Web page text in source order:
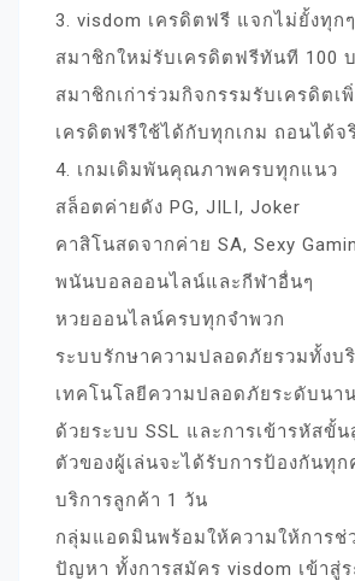
3. visdom เครดิตฟรี แจกไม่ยั้งทุก
สมาชิกใหม่รับเครดิตฟรีทันที 100
สมาชิกเก่าร่วมกิจกรรมรับเครดิตเ
เครดิตฟรีใช้ได้กับทุกเกม ถอนได้จ
4. เกมเดิมพันคุณภาพครบทุกแนว
สล็อตค่ายดัง PG, JILI, Joker
คาสิโนสดจากค่าย SA, Sexy
พนันบอลออนไลน์และกีฬาอื่นๆ
หวยออนไลน์ครบทุกจำพวก
ระบบรักษาความปลอดภัยรวมทั้งบริ
เทคโนโลยีความปลอดภัยระดับนา
ด้วยระบบ SSL และการเข้ารหัสขั้
ตัวของผู้เล่นจะได้รับการป้องกันทุก
บริการลูกค้า 1 วัน
กลุ่มแอดมินพร้อมให้ความให้การช่
ปัญหา ทั้งการสมัคร visdom เข้าสู่